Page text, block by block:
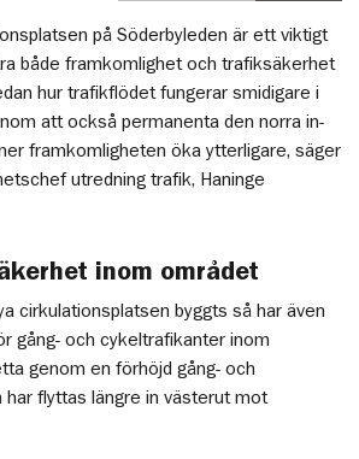
på Söderbyleden är ett viktigt
både framkomlighet och trafiksäkerhet
hur trafikflödet fungerar smidigare i
att också permanenta den norra in-
framkomligheten öka ytterligare, säger
utredning trafik, Haninge
inom området
cirkulationsplatsen byggts så har även
gång- och cykeltrafikanter inom
genom en förhöjd gång- och
har flyttas längre in västerut mot